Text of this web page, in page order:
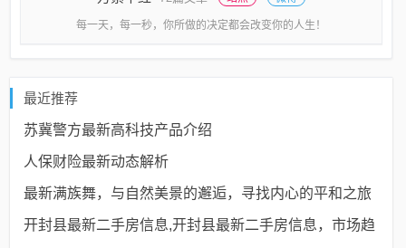
每一天，每一秒，你所做的决定都会改变你的人生！
最近推荐
苏冀警方最新高科技产品介绍
人保财险最新动态解析
最新满族舞，与自然美景的邂逅，寻找内心的平和之旅
开封县最新二手房信息,开封县最新二手房信息，市场趋